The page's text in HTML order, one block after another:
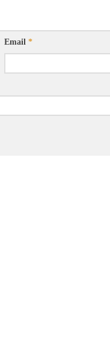
Email*